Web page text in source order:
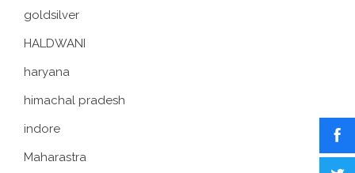
goldsilver
HALDWANI
haryana
himachal pradesh
indore
Maharastra